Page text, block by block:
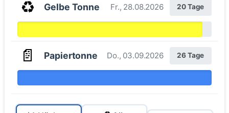
♻️ Gelbe Tonne Fr., 28.08.2026 20 Tage
📄 Papiertonne Do., 03.09.2026 26 Tage